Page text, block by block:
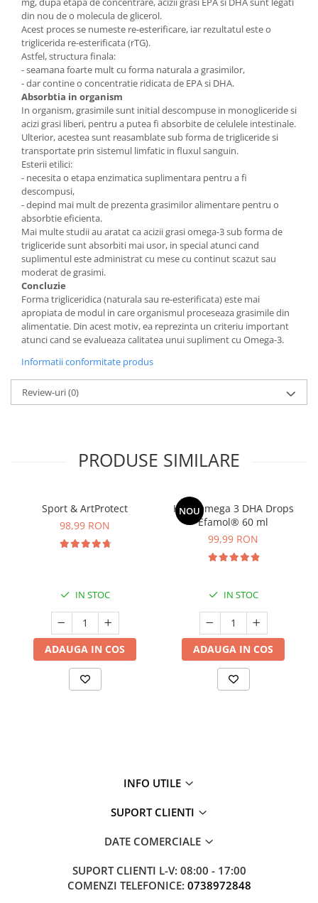
din nou de o molecula de glicerol.
Acest proces se numeste re-esterificare, iar rezultatul este o
triglicerida re-esterificata (rTG).
Astfel, structura finala:
- seamana foarte mult cu forma naturala a grasimilor,
- dar contine o concentratie ridicata de EPA si DHA.
Absorbtia in organism
In organism, grasimile sunt initial descompuse in monogliceride si
acizi grasi liberi, pentru a putea fi absorbite de celulele intestinale.
Ulterior, acestea sunt reasamblate sub forma de trigliceride si
transportate prin sistemul limfatic in fluxul sanguin.
Esterii etilici:
- necesita o etapa enzimatica suplimentara pentru a fi
descompusi,
- depind mai mult de prezenta grasimilor alimentare pentru o
absorbtie eficienta.
Mai multe studii au aratat ca acizii grasi omega-3 sub forma de
trigliceride sunt absorbiti mai usor, in special atunci cand
suplimentul este administrat cu mese cu continut scazut sau
moderat de grasimi.
Concluzie
Forma trigliceridica (naturala sau re-esterificata) este mai
apropiata de modul in care organismul proceseaza grasimile din
alimentatie. Din acest motiv, ea reprezinta un criteriu important
atunci cand se evalueaza calitatea unui supliment cu Omega-3.
Informatii conformitate produs
Review-uri(0)
PRODUSE SIMILARE
Sport & ArtProtect
98,99 RON
IN STOC
ADAUGA IN COS
NOU
Kids Omega 3 DHA Drops
Efamol® 60 ml
99,99 RON
IN STOC
ADAUGA IN COS
INFO UTILE
SUPORT CLIENTI
DATE COMERCIALE
SUPORT CLIENTI L-V: 08:00 - 17:00
COMENZI TELEFONICE: 0738972848